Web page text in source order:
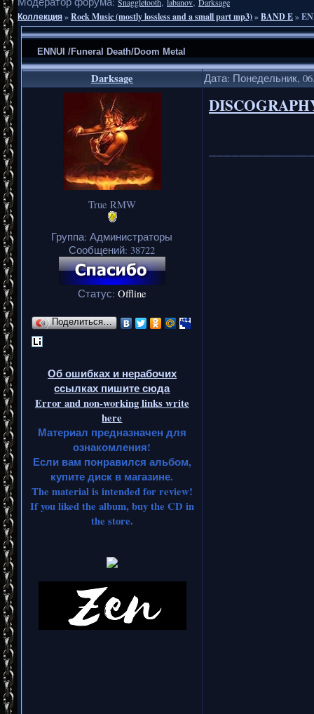
Коллекция»Rock Music (mostly lossless and a small part mp3)»BAND E»
ENNUI /Funeral Death/Doom Metal
Darksage Дата: Понедельник,
True RMW
Группа: Администраторы
Сообщений: 38722
Статус: Offline
Поделиться…
Об ошибках и нерабочих
ссылках пишите сюда
Error and non-working links write
here
Материал предназначен для
ознакомления!
Если вам понравился альбом,
купите диск в магазине.
The material is intended for review!
If you liked the album, buy the CD in
the store.